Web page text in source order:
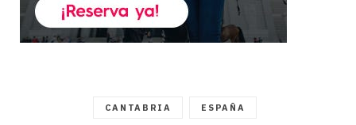
CANTABRIA ESPAÑA